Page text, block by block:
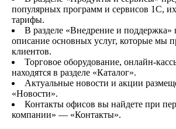
популярных программ и сервисов 1С,
тарифы.
В разделе «Внедрение и поддержка»
описание основных услуг, которые мы
клиентов.
Торговое оборудование, онлайн-
находятся в разделе «Каталог».
Актуальные новости и акции
«Новости».
Контакты офисов вы найдете при
компании» — «Контакты».